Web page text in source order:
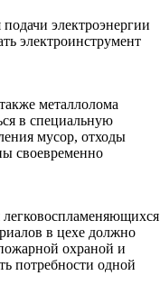
электроэнергии
электроинструмент
металлолома
в специальную
мусор, отходы
своевременно
в цехе должно
охраной и
потребности одной